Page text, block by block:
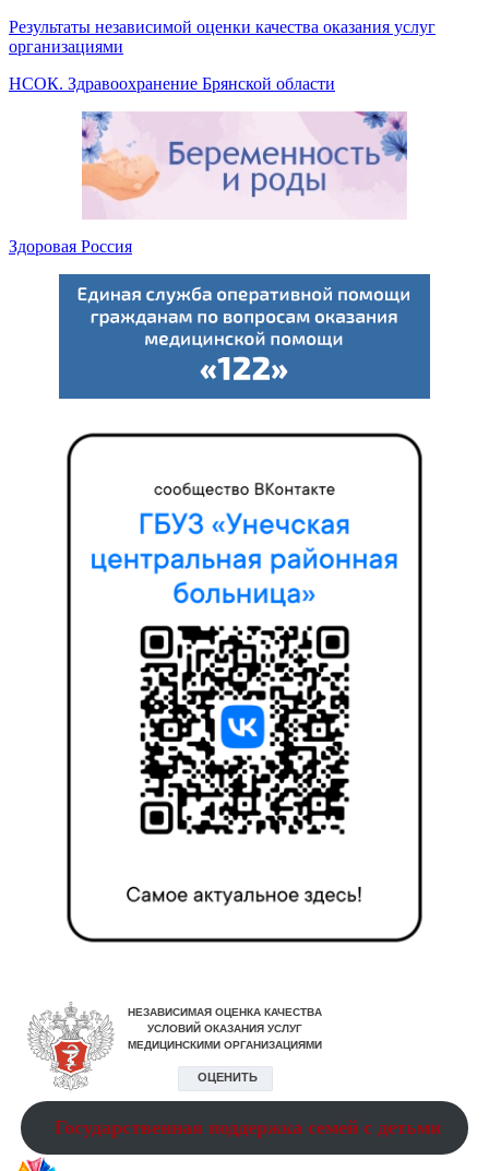
Результаты независимой оценки качества оказания услуг
организациями
НСОК. Здравоохранение Брянской области
Здоровая Россия
Государственная поддержка семей с детьми